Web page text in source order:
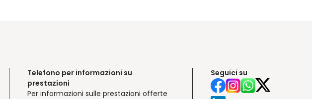
Telefono per informazioni su
prestazioni
Per informazioni sulle prestazioni offerte
Seguici su